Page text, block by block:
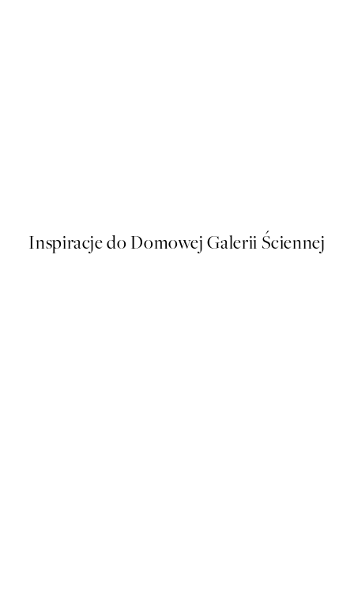
Inspiracje do Domowej Galerii Ściennej